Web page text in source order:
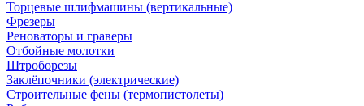
Торцевые шлифмашины (вертикальные)
Фрезеры
Реноваторы и граверы
Отбойные молотки
Штроборезы
Заклёпочники (электрические)
Строительные фены (термопистолеты)